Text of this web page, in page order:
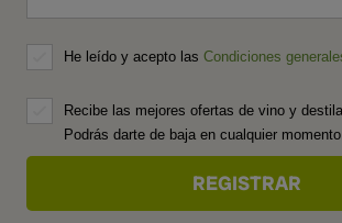
He leído y acepto las Condiciones
Recibe las mejores ofertas de vino y
Podrás darte de baja en cualquier momento.